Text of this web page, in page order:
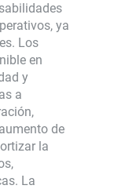
ya
Los
en
y
a
de
la
La